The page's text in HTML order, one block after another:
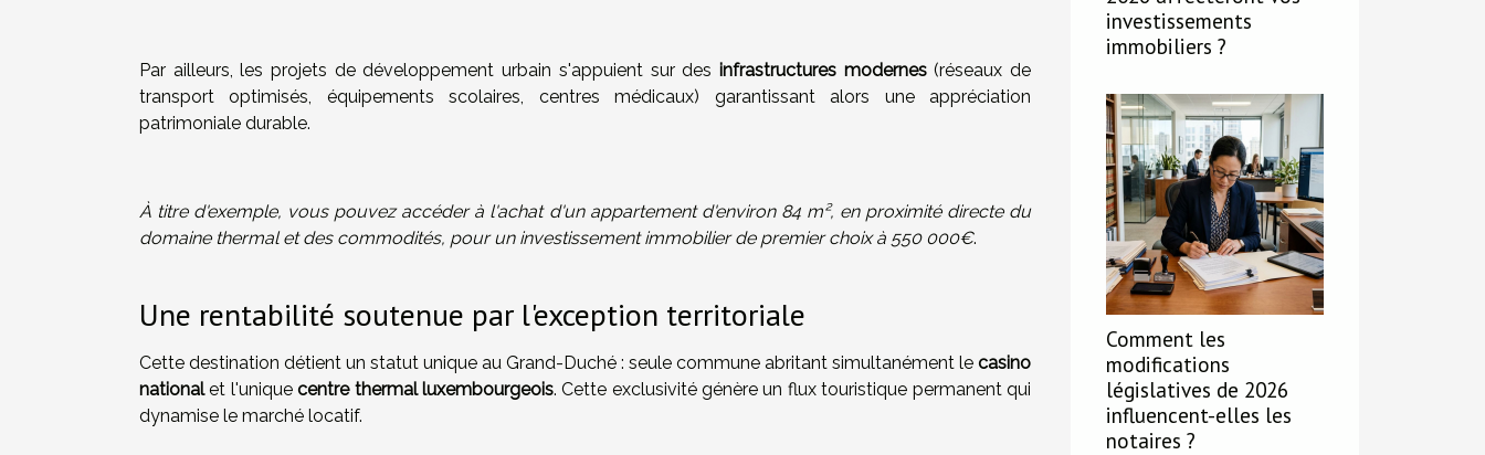
Par ailleurs, les projets de développement urbain s'appuient sur des infrastructures modernes(réseaux de
transport optimisés, équipements scolaires, centres médicaux) garantissant alors une appréciation
patrimoniale durable.
À titre d'exemple, vous pouvez accéder à l'achat d'un appartement d'environ 84 m², en proximité directe du
domaine thermal et des commodités, pour un investissement immobilier de premier choix à 550 000€.
Une rentabilité soutenue par l'exception territoriale
Cette destination détient un statut unique au Grand-Duché : seule commune abritant simultanément le casino
nationalet l'uniquecentre thermal luxembourgeois. Cette exclusivité génère un flux touristique permanent qui
dynamise le marché locatif.
investissements
immobiliers ?
Comment les
modifications
législatives de 2026
influencent-elles les
notaires ?